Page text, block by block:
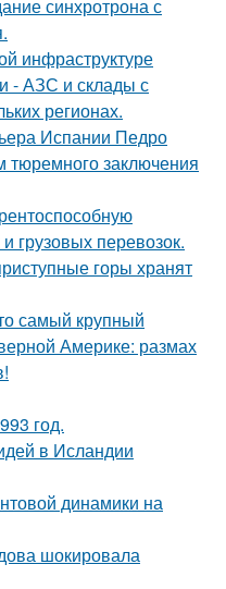
синхротрона с
инфраструктуре
- АЗС и склады с
регионах.
Испании Педро
тюремного заключения
грузовых перевозок.
горы хранят
самый крупный
Америке: размах
год.
в Исландии
динамики на
шокировала